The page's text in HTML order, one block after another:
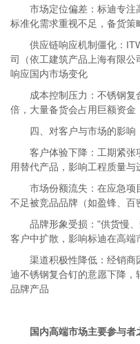
市场定位偏差：标迪专
标准化需求重视不足，备货
供应链响应机制僵化：
司（依工建筑产品上海有限
响应国内市场变化
成本控制压力：不锈钢
倍，大量备货会占用巨额资
四、对客户与市场的影响
客户体验下降：工期紧张
用替代产品，影响工程质量与
市场份额流失：在应急
不足被竞品品牌（如盈锋、百
品牌形象受损："供货慢
客户中扩散，影响标迪在高端
渠道积极性降低：经销
迪不锈钢复合钉的意愿下降
品牌产品
国内高端市场主要参与者